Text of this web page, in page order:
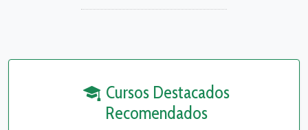
Cursos Destacados
Recomendados